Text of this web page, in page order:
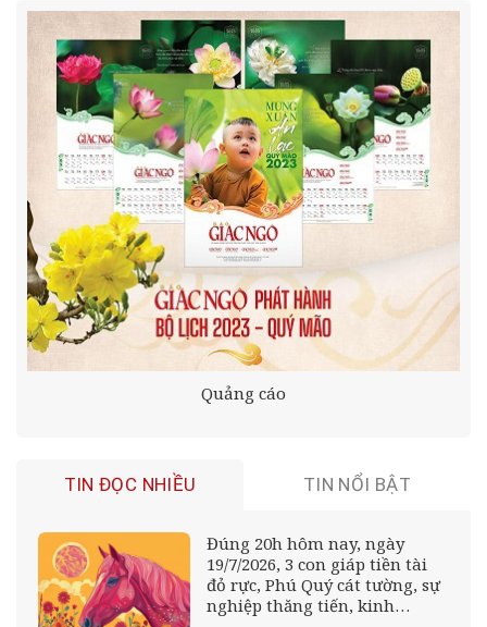
Quảng cáo
TIN ĐỌC NHIỀU TIN NỔI BẬT
Đúng 20h hôm nay, ngày
19/7/2026, 3 con giáp tiền tài
đỏ rực, Phú Quý cát tường, sự
nghiệp thăng tiến, kinh